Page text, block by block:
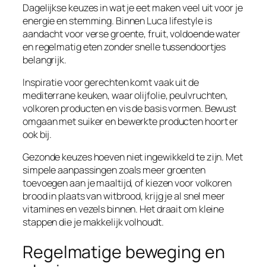
Dagelijkse keuzes in wat je eet maken veel uit voor je
energie en stemming. Binnen Luca lifestyle is
aandacht voor verse groente, fruit, voldoende water
en regelmatig eten zonder snelle tussendoortjes
belangrijk.
Inspiratie voor gerechten komt vaak uit de
mediterrane keuken, waar olijfolie, peulvruchten,
volkoren producten en vis de basis vormen. Bewust
omgaan met suiker en bewerkte producten hoort er
ook bij.
Gezonde keuzes hoeven niet ingewikkeld te zijn. Met
simpele aanpassingen zoals meer groenten
toevoegen aan je maaltijd, of kiezen voor volkoren
brood in plaats van witbrood, krijg je al snel meer
vitamines en vezels binnen. Het draait om kleine
stappen die je makkelijk volhoudt.
Regelmatige beweging en